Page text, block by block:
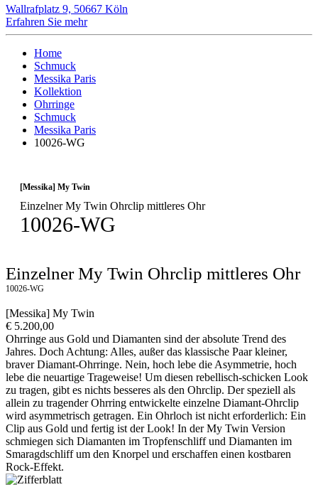
Wallrafplatz 9, 50667 Köln
Erfahren Sie mehr
Home
Schmuck
Messika Paris
Kollektion
Ohrringe
Schmuck
Messika Paris
10026-WG
[Messika] My Twin
Einzelner My Twin Ohrclip mittleres Ohr
10026-WG
Einzelner My Twin Ohrclip mittleres Ohr
10026-WG
[Messika] My Twin
€ 5.200,00
Ohrringe aus Gold und Diamanten sind der absolute Trend des
Jahres. Doch Achtung: Alles, außer das klassische Paar kleiner,
braver Diamant-Ohrringe. Nein, hoch lebe die Asymmetrie, hoch
lebe die neuartige Trageweise! Um diesen rebellisch-schicken Look
zu tragen, gibt es nichts besseres als den Ohrclip. Der speziell als
allein zu tragender Ohrring entwickelte einzelne Diamant-Ohrclip
wird asymmetrisch getragen. Ein Ohrloch ist nicht erforderlich: Ein
Clip aus Gold und fertig ist der Look! In der My Twin Version
schmiegen sich Diamanten im Tropfenschliff und Diamanten im
Smaragdschliff um den Knorpel und erschaffen einen kostbaren
Rock-Effekt.